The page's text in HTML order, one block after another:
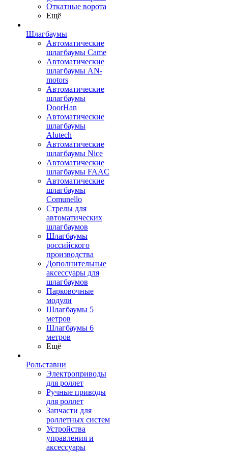
Откатные ворота
Ещё
Шлагбаумы
Автоматические
шлагбаумы Came
Автоматические
шлагбаумы AN-
motors
Автоматические
шлагбаумы
DoorHan
Автоматические
шлагбаумы
Alutech
Автоматические
шлагбаумы Nice
Автоматические
шлагбаумы FAAC
Автоматические
шлагбаумы
Comunello
Стрелы для
автоматических
шлагбаумов
Шлагбаумы
российского
производства
Дополнительные
аксессуары для
шлагбаумов
Парковочные
модули
Шлагбаумы 5
метров
Шлагбаумы 6
метров
Ещё
Рольставни
Электроприводы
для роллет
Ручные приводы
для роллет
Запчасти для
роллетных систем
Устройства
управления и
аксессуары